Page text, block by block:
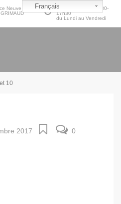
9h30-12h30 et 14h30-
17h30
du Lundi au Vendredi
Neuve
10
2017 0
Français